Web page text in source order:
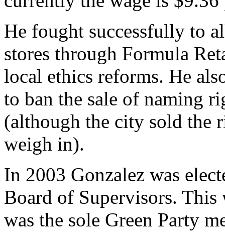
He fought successfully to
stores through Formula
local ethics reforms. He
to ban the sale of naming
(although the city sold the
weigh in).
In 2003 Gonzalez was
Board of Supervisors.
was the sole Green Party